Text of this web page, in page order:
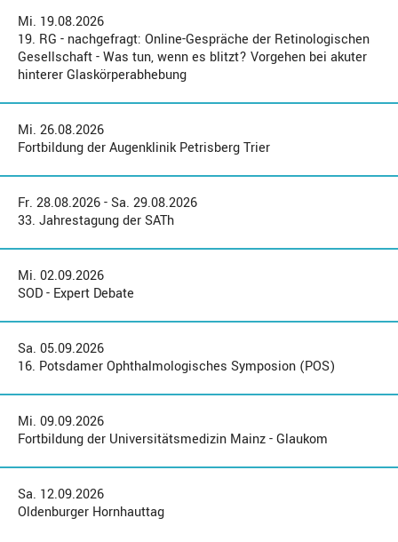
Mi. 19.08.2026
19. RG - nachgefragt: Online-Gespräche der Retinologischen
Gesellschaft - Was tun, wenn es blitzt? Vorgehen bei akuter
hinterer Glaskörperabhebung
Mi. 26.08.2026
Fortbildung der Augenklinik Petrisberg Trier
Fr. 28.08.2026 - Sa. 29.08.2026
33. Jahrestagung der SATh
Mi. 02.09.2026
SOD - Expert Debate
Sa. 05.09.2026
16. Potsdamer Ophthalmologisches Symposion (POS)
Mi. 09.09.2026
Fortbildung der Universitätsmedizin Mainz - Glaukom
Sa. 12.09.2026
Oldenburger Hornhauttag